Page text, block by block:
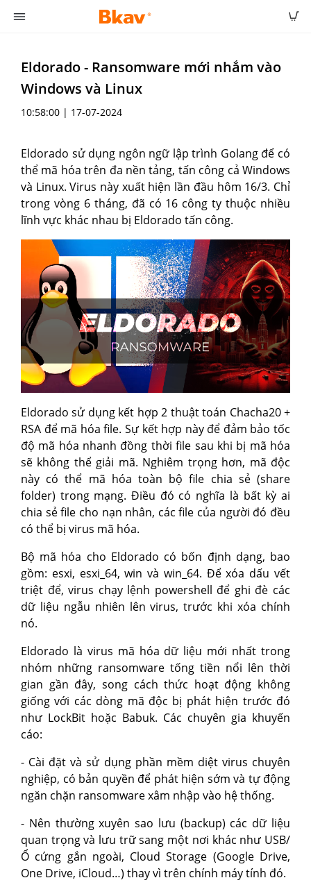
Eldorado - Ransomware mới nhắm vào
Windows và Linux
10:58:00 | 17-07-2024
Eldorado sử dụng ngôn ngữ lập trình Golang để có
thể mã hóa trên đa nền tảng, tấn công cả Windows
và Linux. Virus này xuất hiện lần đầu hôm 16/3. Chỉ
trong vòng 6 tháng, đã có 16 công ty thuộc nhiều
lĩnh vực khác nhau bị Eldorado tấn công.
Eldorado sử dụng kết hợp 2 thuật toán Chacha20 +
RSA để mã hóa file. Sự kết hợp này để đảm bảo tốc
độ mã hóa nhanh đồng thời file sau khi bị mã hóa
sẽ không thể giải mã. Nghiêm trọng hơn, mã độc
này có thể mã hóa toàn bộ file chia sẻ (share
folder) trong mạng. Điều đó có nghĩa là bất kỳ ai
chia sẻ file cho nạn nhân, các file của người đó đều
có thể bị virus mã hóa.
Bộ mã hóa cho Eldorado có bốn định dạng, bao
gồm: esxi, esxi_64, win và win_64. Để xóa dấu vết
triệt để, virus chạy lệnh powershell để ghi đè các
dữ liệu ngẫu nhiên lên virus, trước khi xóa chính
nó.
Eldorado là virus mã hóa dữ liệu mới nhất trong
nhóm những ransomware tống tiền nổi lên thời
gian gần đây, song cách thức hoạt động không
giống với các dòng mã độc bị phát hiện trước đó
như LockBit hoặc Babuk. Các chuyên gia khuyến
cáo:
- Cài đặt và sử dụng phần mềm diệt virus chuyên
nghiệp, có bản quyền để phát hiện sớm và tự động
ngăn chặn ransomware xâm nhập vào hệ thống.
- Nên thường xuyên sao lưu (backup) các dữ liệu
quan trọng và lưu trữ sang một nơi khác như USB/
Ổ cứng gắn ngoài, Cloud Storage (Google Drive,
One Drive, iCloud…) thay vì trên chính máy tính đó.